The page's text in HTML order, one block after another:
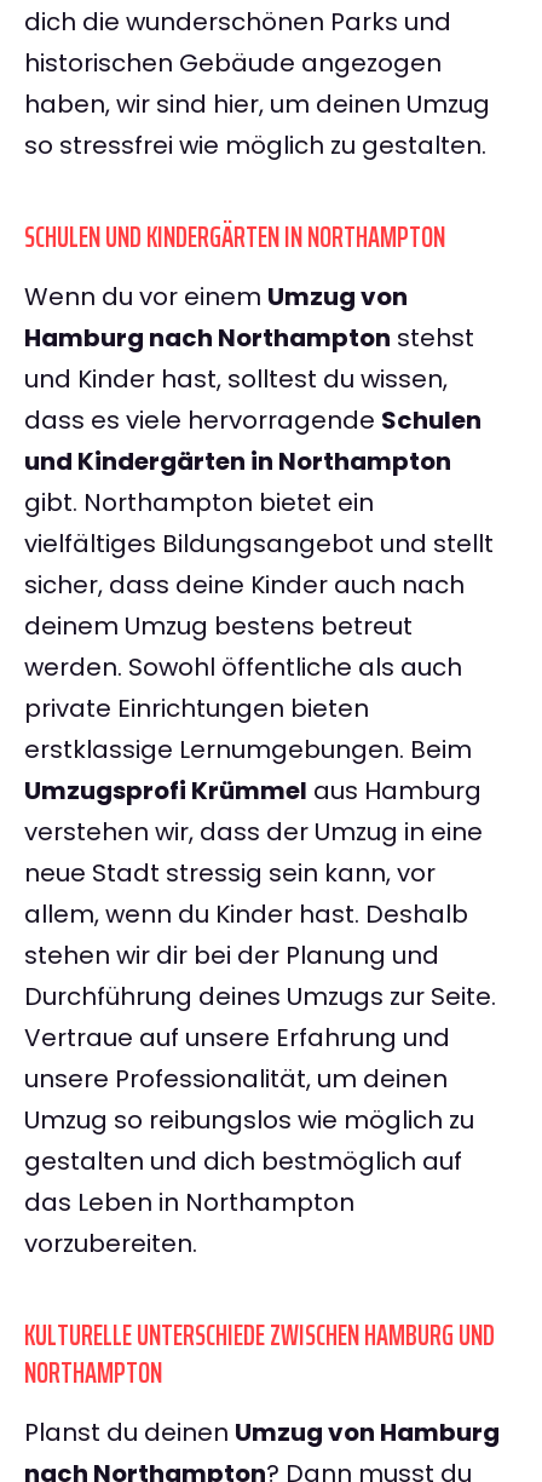
dich die wunderschönen Parks und
historischen Gebäude angezogen
haben, wir sind hier, um deinen Umzug
so stressfrei wie möglich zu gestalten.
SCHULEN UND KINDERGÄRTEN IN NORTHAMPTON
Wenn du vor einem Umzug von
Hamburg nach Northampton stehst
und Kinder hast, solltest du wissen,
dass es viele hervorragende Schulen
und Kindergärten in Northampton
gibt. Northampton bietet ein
vielfältiges Bildungsangebot und stellt
sicher, dass deine Kinder auch nach
deinem Umzug bestens betreut
werden. Sowohl öffentliche als auch
private Einrichtungen bieten
erstklassige Lernumgebungen. Beim
Umzugsprofi Krümmel aus Hamburg
verstehen wir, dass der Umzug in eine
neue Stadt stressig sein kann, vor
allem, wenn du Kinder hast. Deshalb
stehen wir dir bei der Planung und
Durchführung deines Umzugs zur Seite.
Vertraue auf unsere Erfahrung und
unsere Professionalität, um deinen
Umzug so reibungslos wie möglich zu
gestalten und dich bestmöglich auf
das Leben in Northampton
vorzubereiten.
KULTURELLE UNTERSCHIEDE ZWISCHEN HAMBURG UND
NORTHAMPTON
Planst du deinen Umzug von Hamburg
nach Northampton? Dann musst du